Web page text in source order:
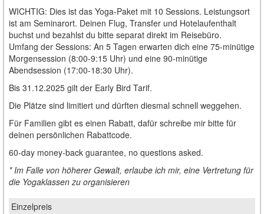
WICHTIG: Dies ist das Yoga-Paket mit 10 Sessions. Leistungsort
ist am Seminarort. Deinen Flug, Transfer und Hotelaufenthalt
buchst und bezahlst du bitte separat direkt im Reisebüro.
Umfang der Sessions: An 5 Tagen erwarten dich eine 75-minütige
Morgensession (8:00-9:15 Uhr) und eine 90-minütige
Abendsession (17:00-18:30 Uhr).
Bis 31.12.2025 gilt der Early Bird Tarif.
Die Plätze sind limitiert und dürften diesmal schnell weggehen.
Für Familien gibt es einen Rabatt, dafür schreibe mir bitte für
deinen persönlichen Rabattcode.
60-day money-back guarantee, no questions asked.
* Im Falle von höherer Gewalt, erlaube ich mir, eine Vertretung für
die Yogaklassen zu organisieren